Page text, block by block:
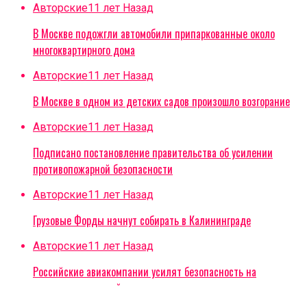
Авторские11 лет Назад
В Москве подожгли автомобили припаркованные около
многоквартирного дома
Авторские11 лет Назад
В Москве в одном из детских садов произошло возгорание
Авторские11 лет Назад
Подписано постановление правительства об усилении
противопожарной безопасности
Авторские11 лет Назад
Грузовые Форды начнут собирать в Калининграде
Авторские11 лет Назад
Российские авиакомпании усилят безопасность на